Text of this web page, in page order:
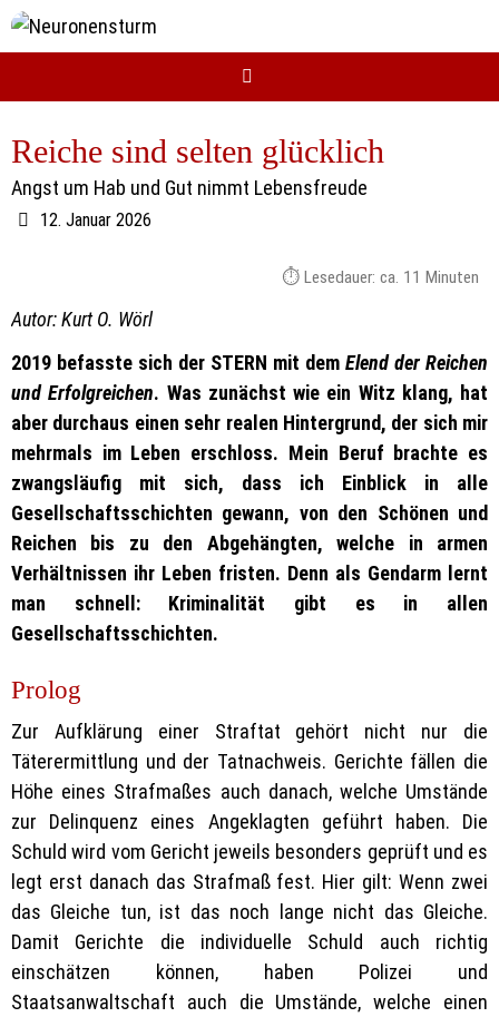
Zum
Reiche sind selten glücklich
Angst um Hab und Gut nimmt Lebensfreude
12. Januar 2026
Lesedauer: ca. 11 Minuten
Autor: Kurt O. Wörl
2019 befasste sich der STERN mit dem Elend der Reichen
und Erfolgreichen. Was zunächst wie ein Witz klang, hat
aber durchaus einen sehr realen Hintergrund, der sich mir
mehrmals im Leben erschloss. Mein Beruf brachte es
zwangsläufig mit sich, dass ich Einblick in alle
Gesellschaftsschichten gewann, von den Schönen und
Reichen bis zu den Abgehängten, welche in armen
Verhältnissen ihr Leben fristen. Denn als Gendarm lernt
man schnell: Kriminalität gibt es in allen
Gesellschaftsschichten.
Prolog
Zur Aufklärung einer Straftat gehört nicht nur die
Täterermittlung und der Tatnachweis. Gerichte fällen die
Höhe eines Strafmaßes auch danach, welche Umstände
zur Delinquenz eines Angeklagten geführt haben. Die
Schuld wird vom Gericht jeweils besonders geprüft und es
legt erst danach das Strafmaß fest. Hier gilt: Wenn zwei
das Gleiche tun, ist das noch lange nicht das Gleiche.
Damit Gerichte die individuelle Schuld auch richtig
einschätzen können, haben Polizei und
Staatsanwaltschaft auch die Umstände, welche einen